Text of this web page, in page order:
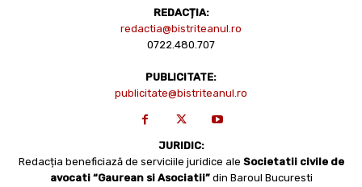
REDACȚIA:
redactia@bistriteanul.ro
0722.480.707
PUBLICITATE:
publicitate@bistriteanul.ro
JURIDIC:
Redacția beneficiază de serviciile juridice ale Societatii civile de
avocati “Gaurean si Asociatii” din Baroul Bucuresti